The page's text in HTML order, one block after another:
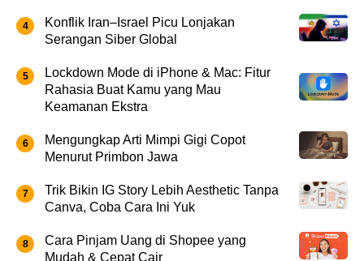
Konflik Iran–Israel Picu Lonjakan
Serangan Siber Global
Lockdown Mode di iPhone & Mac: Fitur
Rahasia Buat Kamu yang Mau
Keamanan Ekstra
Mengungkap Arti Mimpi Gigi Copot
Menurut Primbon Jawa
Trik Bikin IG Story Lebih Aesthetic Tanpa
Canva, Coba Cara Ini Yuk
Cara Pinjam Uang di Shopee yang
Mudah & Cepat Cair